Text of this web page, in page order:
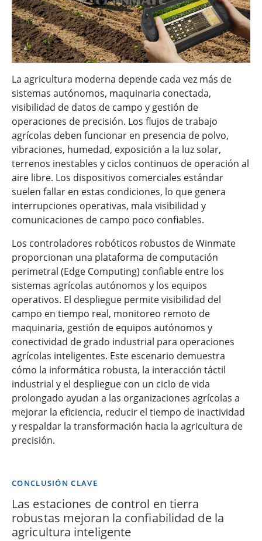
La agricultura moderna depende cada vez más de
sistemas autónomos, maquinaria conectada,
visibilidad de datos de campo y gestión de
operaciones de precisión. Los flujos de trabajo
agrícolas deben funcionar en presencia de polvo,
vibraciones, humedad, exposición a la luz solar,
terrenos inestables y ciclos continuos de operación al
aire libre. Los dispositivos comerciales estándar
suelen fallar en estas condiciones, lo que genera
interrupciones operativas, mala visibilidad y
comunicaciones de campo poco confiables.
Los controladores robóticos robustos de Winmate
proporcionan una plataforma de computación
perimetral (Edge Computing) confiable entre los
sistemas agrícolas autónomos y los equipos
operativos. El despliegue permite visibilidad del
campo en tiempo real, monitoreo remoto de
maquinaria, gestión de equipos autónomos y
conectividad de grado industrial para operaciones
agrícolas inteligentes. Este escenario demuestra
cómo la informática robusta, la interacción táctil
industrial y el despliegue con un ciclo de vida
prolongado ayudan a las organizaciones agrícolas a
mejorar la eficiencia, reducir el tiempo de inactividad
y respaldar la transformación hacia la agricultura de
precisión.
CONCLUSIÓN CLAVE
Las estaciones de control en tierra
robustas mejoran la confiabilidad de la
agricultura inteligente